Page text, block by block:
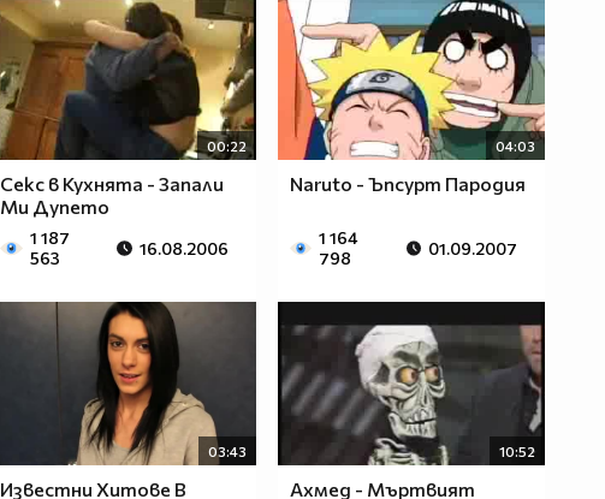
00:22
Секс в Кухнята - Запали
Ми Дупето
1 187
563
16.08.2006
04:03
Naruto - Ъпсурт Пародия
1 164
798
01.09.2007
03:43
Известни Хитовe В
10:52
Ахмед - Мъртвият